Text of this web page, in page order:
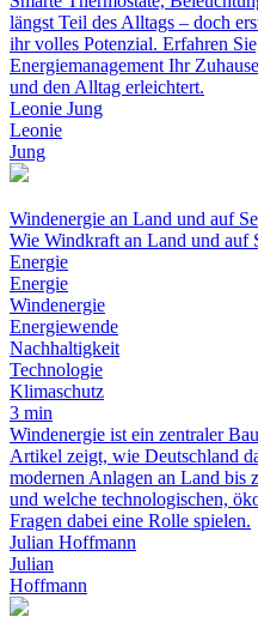
längst Teil des Alltags – doch
ihr volles Potenzial. Erfahren
Energiemanagement Ihr
und den Alltag erleichtert.
Leonie Jung
Leonie
Jung
Windenergie an Land und auf
Wie Windkraft an Land und auf
Energie
Energie
Windenergie
Energiewende
Nachhaltigkeit
Technologie
Klimaschutz
3 min
Windenergie ist ein zentraler
Artikel zeigt, wie Deutschland
modernen Anlagen an Land bis
und welche technologischen,
Fragen dabei eine Rolle spielen.
Julian Hoffmann
Julian
Hoffmann